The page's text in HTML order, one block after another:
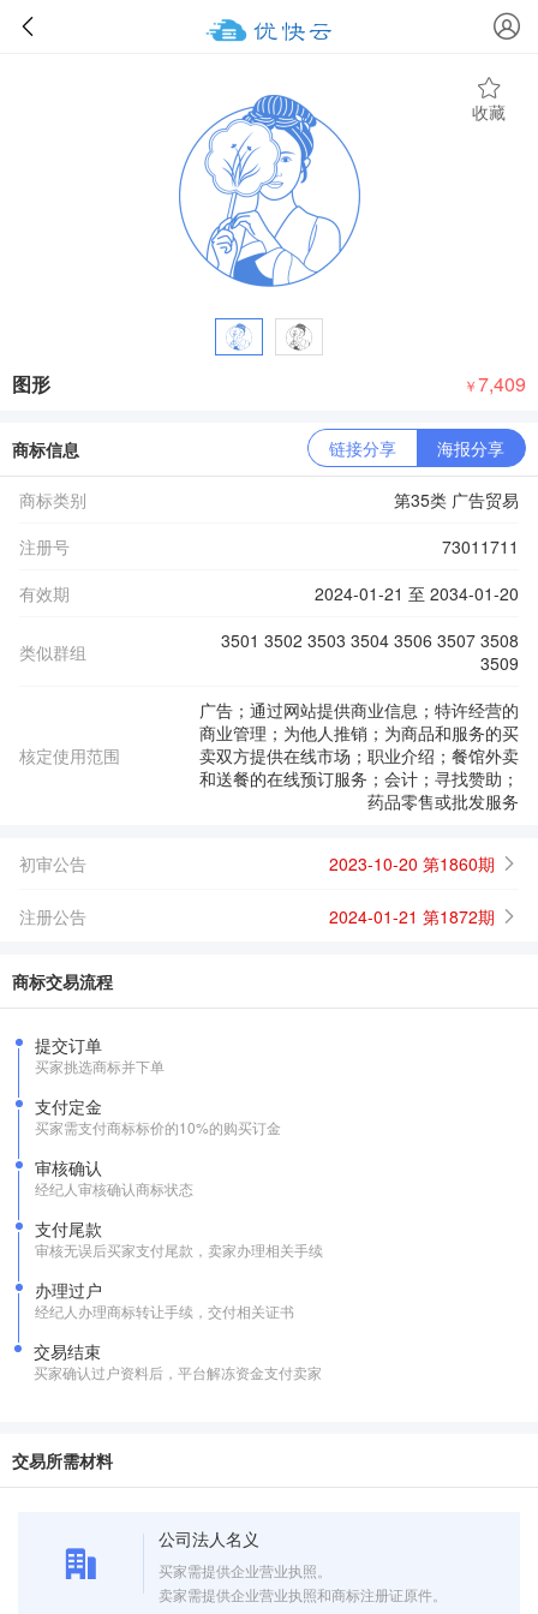
收藏
图形 ￥7,409
商标信息 链接分享 海报分享
商标类别
第35类 广告贸易
注册号
73011711
有效期
2024-01-21 至 2034-01-20
类似群组
3501 3502 3503 3504 3506 3507 3508
3509
核定使用范围
广告；通过网站提供商业信息；特许经营的
商业管理；为他人推销；为商品和服务的买
卖双方提供在线市场；职业介绍；餐馆外卖
和送餐的在线预订服务；会计；寻找赞助；
药品零售或批发服务
初审公告 2023-10-20 第1860期
注册公告 2024-01-21 第1872期
商标交易流程
提交订单
买家挑选商标并下单
支付定金
买家需支付商标标价的10%的购买订金
审核确认
经纪人审核确认商标状态
支付尾款
审核无误后买家支付尾款，卖家办理相关手续
办理过户
经纪人办理商标转让手续，交付相关证书
交易结束
买家确认过户资料后，平台解冻资金支付卖家
交易所需材料
公司法人名义
买家需提供企业营业执照。
卖家需提供企业营业执照和商标注册证原件。